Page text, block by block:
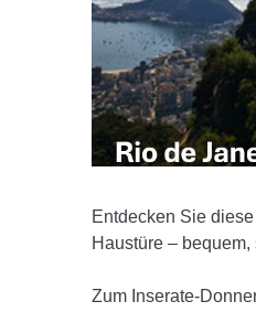
Entdecken Sie
Haustüre –
Zum Inserate-D